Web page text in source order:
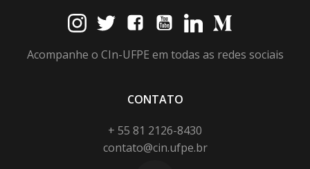
Acompanhe o CIn-UFPE em todas as redes sociais
CONTATO
+ 55 81 2126-8430
contato@cin.ufpe.br